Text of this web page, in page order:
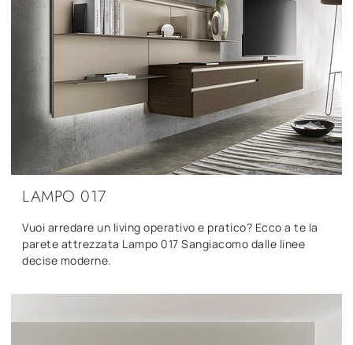
LAMPO 017
Vuoi arredare un living operativo e pratico? Ecco a te la
parete attrezzata Lampo 017 Sangiacomo dalle linee
decise moderne.